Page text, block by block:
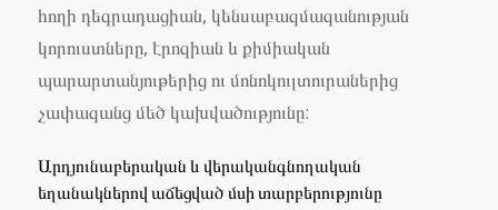
հողի դեգրադացիան, կենսաբազմազանության
կորուստները, էրոզիան և քիմիական
պարարտանյութերից ու մոնոկուլտուրաներից
չափազանց մեծ կախվածությունը:
Արդյունաբերական և վերականգնողական
եղանակներով աճեցված մսի տարբերությունը